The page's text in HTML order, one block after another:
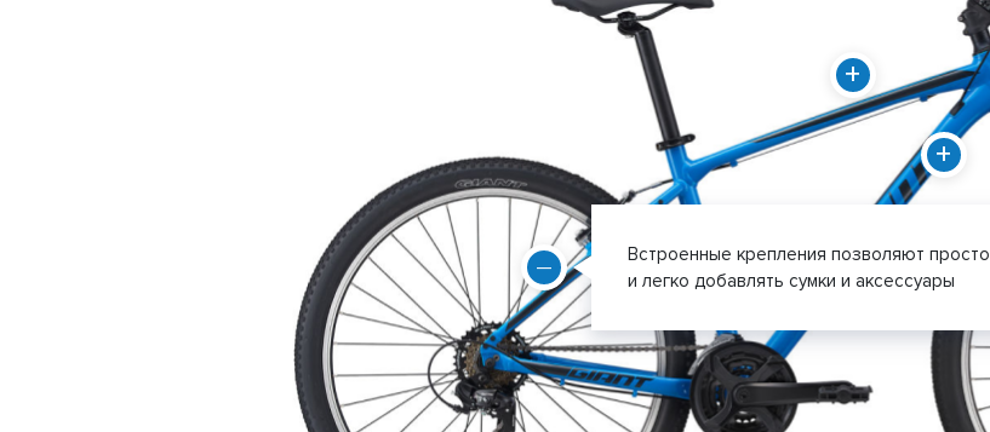
Встроенные крепления позволяют просто
и легко добавлять сумки и аксессуары